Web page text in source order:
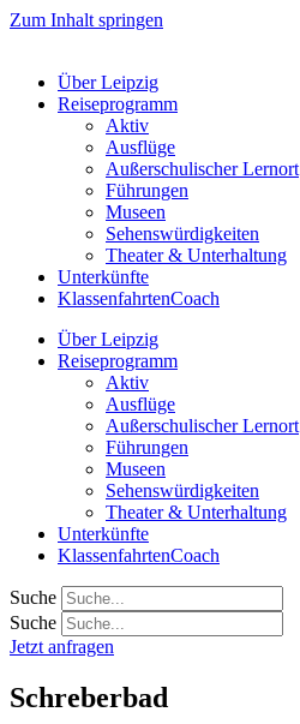
Zum Inhalt springen
Über Leipzig
Reiseprogramm
Aktiv
Ausflüge
Außerschulischer Lernort
Führungen
Museen
Sehenswürdigkeiten
Theater & Unterhaltung
Unterkünfte
KlassenfahrtenCoach
Über Leipzig
Reiseprogramm
Aktiv
Ausflüge
Außerschulischer Lernort
Führungen
Museen
Sehenswürdigkeiten
Theater & Unterhaltung
Unterkünfte
KlassenfahrtenCoach
Suche
Suche
Jetzt anfragen
Schreberbad